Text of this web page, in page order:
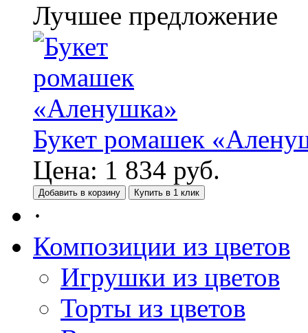
Лучшее предложение
Букет ромашек
Цена: 1 834 руб.
Добавить в корзину Купить в 1 клик
·
Композиции из цветов
Игрушки из цветов
Торты из цветов